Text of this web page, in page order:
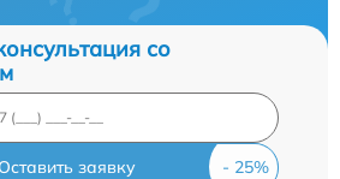
со
Оставить заявку